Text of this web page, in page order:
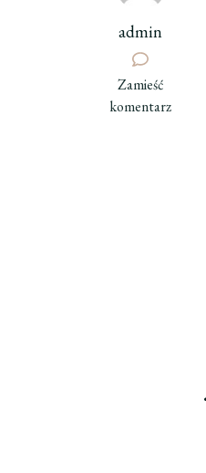
admin
Zamieść
komentarz
we
wpisie